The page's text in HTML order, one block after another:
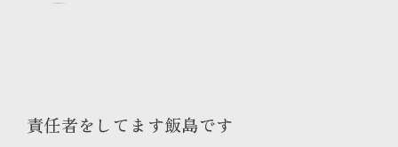
責任者をしてます飯島です